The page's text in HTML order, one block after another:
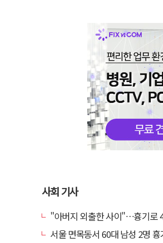
사회 기사
"아버지 외출한 사이"…흉기로 40대母
서울 면목동서 60대 남성 2명 흉